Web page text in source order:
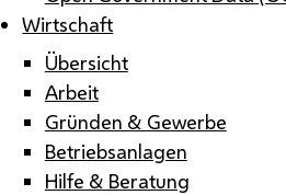
Wirtschaft
Übersicht
Arbeit
Gründen & Gewerbe
Betriebsanlagen
Hilfe & Beratung